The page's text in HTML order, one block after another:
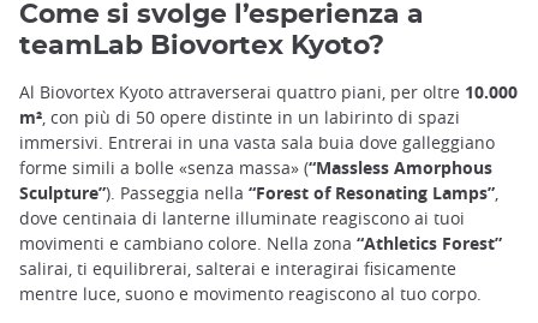
Come si svolge l’esperienza a
teamLab Biovortex Kyoto?
Al Biovortex Kyoto attraverserai quattro piani, per oltre 10.000
m², con più di 50 opere distinte in un labirinto di spazi
immersivi. Entrerai in una vasta sala buia dove galleggiano
forme simili a bolle «senza massa» (“Massless Amorphous
Sculpture”). Passeggia nella “Forest of Resonating Lamps”,
dove centinaia di lanterne illuminate reagiscono ai tuoi
movimenti e cambiano colore. Nella zona “Athletics Forest”
salirai, ti equilibrerai, salterai e interagirai fisicamente
mentre luce, suono e movimento reagiscono al tuo corpo.